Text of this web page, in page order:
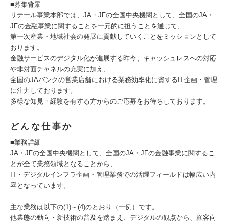
■募集背景
リテール事業本部では、JA・JFの全国中央機関として、全国のJA・
JFの金融事業に関することを一元的に担うことを通じて、
第一次産業・地域社会の発展に貢献していくことをミッションとして
おります。
金融サービスのデジタル化が進展する昨今、キャッシュレスへの対応
や非対面チャネルの充実に加え、
全国のJAバンクの営業店舗における業務効率化に資するIT企画・管理
に注力しております。
多様な知見・経験を有する方からのご応募をお待ちしております。
どんな仕事か
■業務詳細
JA・JFの全国中央機関として、全国のJA・JFの金融事業に関するこ
とが全て業務領域となることから、
IT・デジタルインフラ企画・管理業務での活躍フィールドは幅広い内
容となっています。
主な業務は以下の(1)～(4)のとおり（一例）です。
他業態の動向・新技術の普及を踏まえ、デジタルの観点から、顧客向